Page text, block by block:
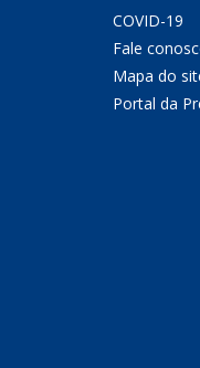
COVID-19
Fale
Mapa do
Portal da